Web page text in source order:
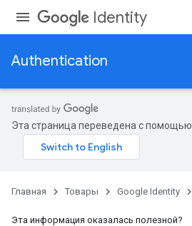
Identity
Authentication
Эта страница переведена с помощью
Главная Товары Google Identity
Эта информация оказалась полезной?